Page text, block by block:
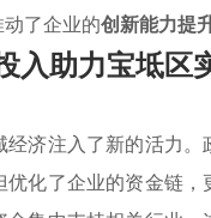
了企业的创新能力提
入助力宝坻区
济注入了新的活力
优化了企业的资金链